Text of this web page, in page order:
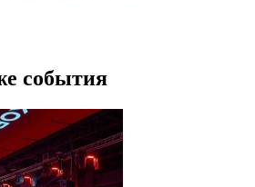
события